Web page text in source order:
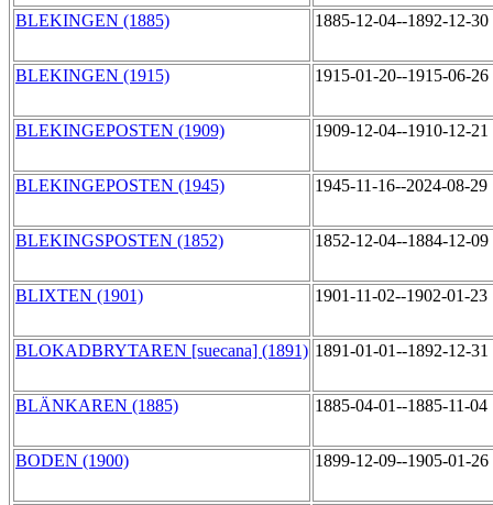
BLEKINGEN (1885) 1885-12-04--1892-12-30
BLEKINGEN (1915) 1915-01-20--1915-06-26
BLEKINGEPOSTEN (1909) 1909-12-04--1910-12-21
BLEKINGEPOSTEN (1945) 1945-11-16--2024-08-29
BLEKINGSPOSTEN (1852) 1852-12-04--1884-12-09
BLIXTEN (1901) 1901-11-02--1902-01-23
BLOKADBRYTAREN [suecana] (1891) 1891-01-01--1892-12-31
BLÄNKAREN (1885) 1885-04-01--1885-11-04
BODEN (1900) 1899-12-09--1905-01-26